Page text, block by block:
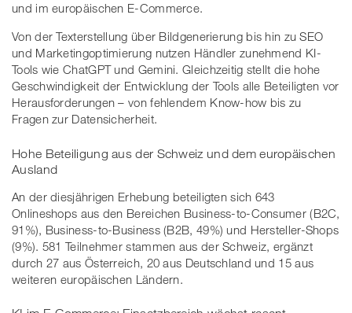
und im europäischen E-Commerce.
Von der Texterstellung über Bildgenerierung bis hin zu SEO
und Marketingoptimierung nutzen Händler zunehmend KI-
Tools wie ChatGPT und Gemini. Gleichzeitig stellt die hohe
Geschwindigkeit der Entwicklung der Tools alle Beteiligten vor
Herausforderungen – von fehlendem Know-how bis zu
Fragen zur Datensicherheit.
Hohe Beteiligung aus der Schweiz und dem europäischen
Ausland
An der diesjährigen Erhebung beteiligten sich 643
Onlineshops aus den Bereichen Business-to-Consumer (B2C,
91%), Business-to-Business (B2B, 49%) und Hersteller-Shops
(9%). 581 Teilnehmer stammen aus der Schweiz, ergänzt
durch 27 aus Österreich, 20 aus Deutschland und 15 aus
weiteren europäischen Ländern.